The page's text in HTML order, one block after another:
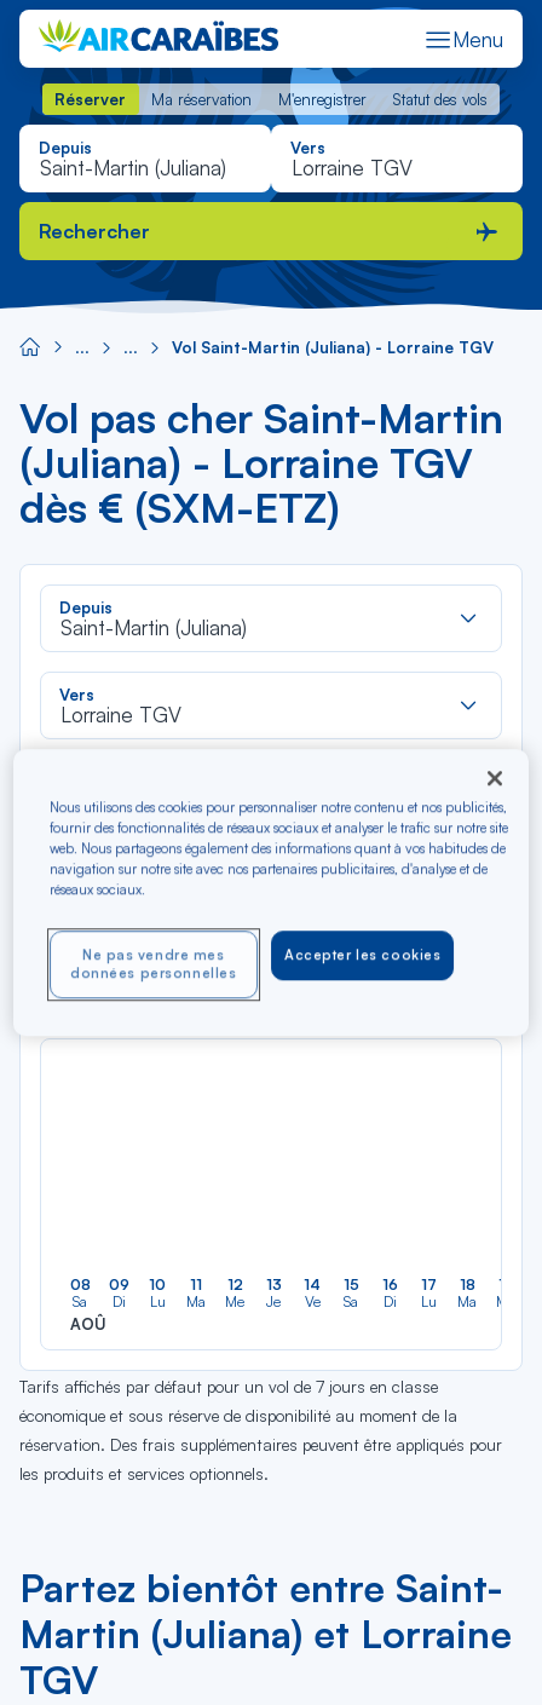
Menu
Réserver Ma réservation M'enregistrer Statut des vols
Réserver Ma réservation M'enregistrer Statut des vols
Depuis Vers
Rechercher
Vol Saint-Martin (Juliana) - Lorraine TGV
Vol pas cher Saint-Martin
(Juliana) - Lorraine TGV
dès € (SXM-ETZ)
Depuis
Saint-Martin (Juliana)
Vers
Lorraine TGV
Aller-Retour Aller simple
Filtrer Vider
Précédent
AOÛ 2026
N/A*
Aller / Retour — Économique
08
Sa
AOÛ
09
Di
10
Lu
11
Ma
12
Me
13
Je
14
Ve
15
Sa
16
Di
17
Lu
18
Ma
19
Me
Tarifs affichés par défaut pour un vol de 7 jours en classe
économique et sous réserve de disponibilité au moment de la
réservation. Des frais supplémentaires peuvent être appliqués pour
les produits et services optionnels.
Partez bientôt entre Saint-
Martin (Juliana) et Lorraine
TGV
Nous utilisons des cookies pour personnaliser notre contenu et nos publicités,
fournir des fonctionnalités de réseaux sociaux et analyser le trafic sur notre site
web. Nous partageons également des informations quant à vos habitudes de
navigation sur notre site avec nos partenaires publicitaires, d'analyse et de
réseaux sociaux.
Accepter les cookies
Ne pas vendre mes
données personnelles